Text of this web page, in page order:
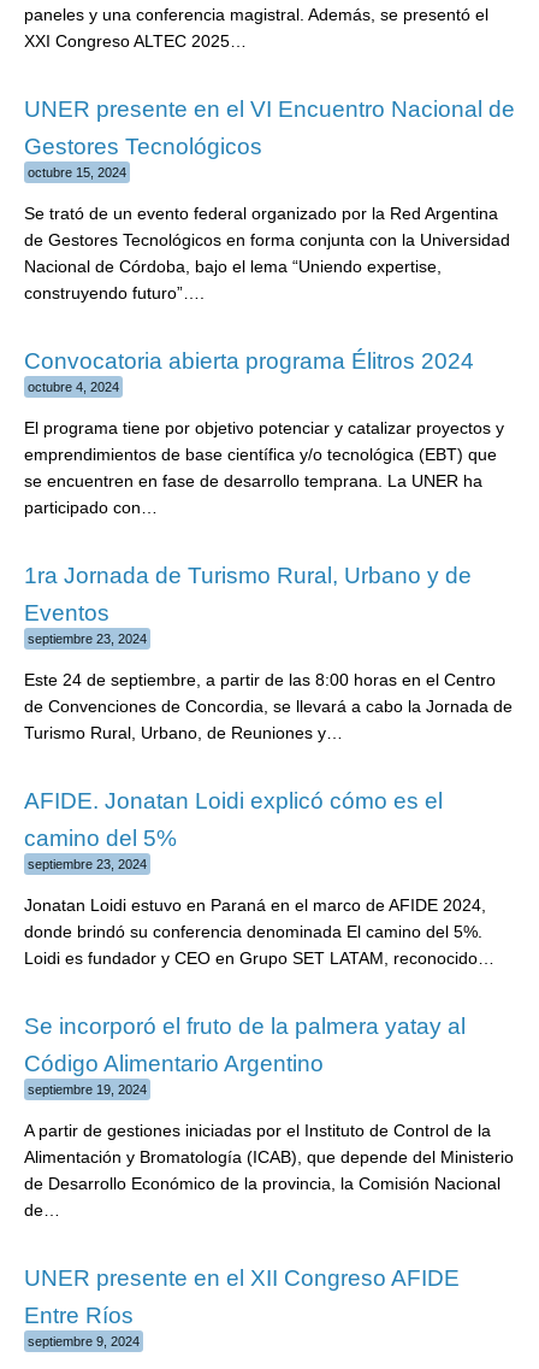
paneles y una conferencia magistral. Además, se presentó el
XXI Congreso ALTEC 2025…
UNER presente en el VI Encuentro Nacional de
Gestores Tecnológicos
octubre 15, 2024
Se trató de un evento federal organizado por la Red Argentina
de Gestores Tecnológicos en forma conjunta con la Universidad
Nacional de Córdoba, bajo el lema “Uniendo expertise,
construyendo futuro”….
Convocatoria abierta programa Élitros 2024
octubre 4, 2024
El programa tiene por objetivo potenciar y catalizar proyectos y
emprendimientos de base científica y/o tecnológica (EBT) que
se encuentren en fase de desarrollo temprana. La UNER ha
participado con…
1ra Jornada de Turismo Rural, Urbano y de
Eventos
septiembre 23, 2024
Este 24 de septiembre, a partir de las 8:00 horas en el Centro
de Convenciones de Concordia, se llevará a cabo la Jornada de
Turismo Rural, Urbano, de Reuniones y…
AFIDE. Jonatan Loidi explicó cómo es el
camino del 5%
septiembre 23, 2024
Jonatan Loidi estuvo en Paraná en el marco de AFIDE 2024,
donde brindó su conferencia denominada El camino del 5%.
Loidi es fundador y CEO en Grupo SET LATAM, reconocido…
Se incorporó el fruto de la palmera yatay al
Código Alimentario Argentino
septiembre 19, 2024
A partir de gestiones iniciadas por el Instituto de Control de la
Alimentación y Bromatología (ICAB), que depende del Ministerio
de Desarrollo Económico de la provincia, la Comisión Nacional
de…
UNER presente en el XII Congreso AFIDE
Entre Ríos
septiembre 9, 2024